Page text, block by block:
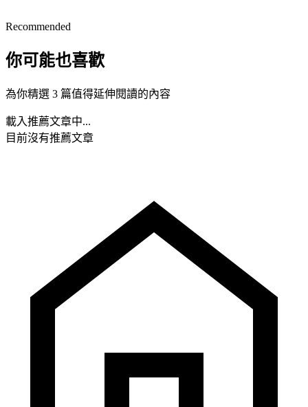
Recommended
你可能也喜歡
為你精選 3 篇值得延伸閱讀的內容
載入推薦文章中...
目前沒有推薦文章